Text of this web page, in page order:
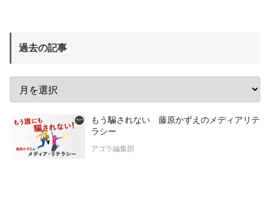
過去の記事
もう騙されない 藤原かずえのメディアリテ
ラシー
アゴラ編集部